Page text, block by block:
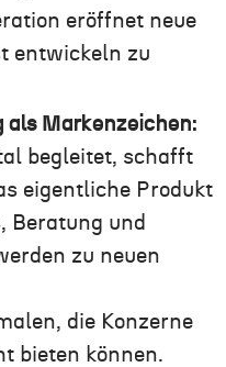
eröffnet neue
entwickeln zu
als Markenzeichen:
begleitet, schafft
eigentliche Produkt
Beratung und
zu neuen
die Konzerne
bieten können.